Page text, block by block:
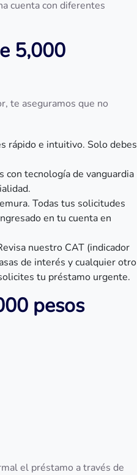
cuenta con diferentes
5,000
te aseguramos que no
rápido e intuitivo. Solo debes
con tecnología de vanguardia
Todas tus solicitudes
en tu cuenta en
nuestro CAT (indicador
de interés y cualquier otro
tu préstamo urgente.
pesos
el préstamo a través de